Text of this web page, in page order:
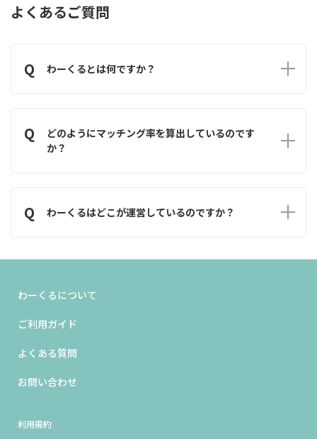
よくあるご質問
Q わーくるとは何ですか？
双方の希望条件を基にマッチング率を算出することでご自身に合
った相手を見つけることをサポートします。
Q
どのようにマッチング率を算出しているのです
か？
変えたりすることはありません。
Q わーくるはどこが運営しているのですか？
わーくるについて
ご利用ガイド
よくある質問
お問い合わせ
利用規約